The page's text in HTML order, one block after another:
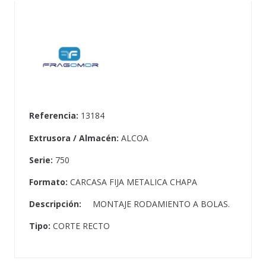
Referencia: 13184
Extrusora / Almacén: ALCOA
Serie: 750
Formato: CARCASA FIJA METALICA CHAPA
Descripción:
MONTAJE RODAMIENTO A BOLAS.
Tipo: CORTE RECTO